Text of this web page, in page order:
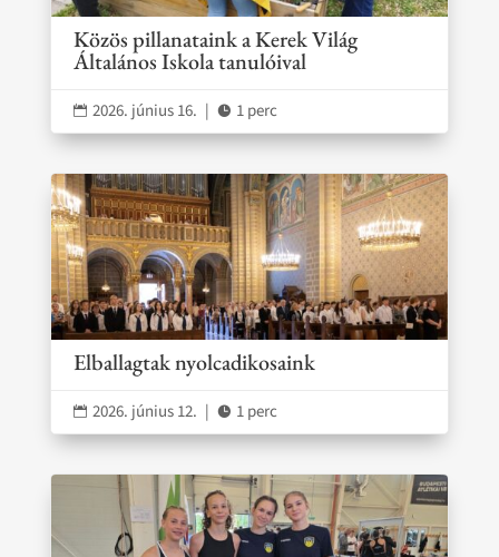
Közös pillanataink a Kerek Világ
Általános Iskola tanulóival
 2026. június 16. |  1 perc
Elballagtak nyolcadikosaink
 2026. június 12. |  1 perc